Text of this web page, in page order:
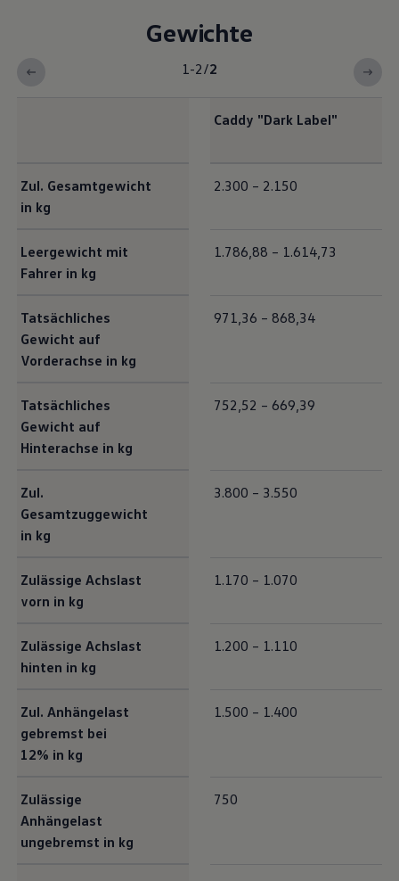
Gewichte
1-2/2
Caddy "Dark Label"
Zul. Gesamtgewicht
in kg
2.300 – 2.150
Leergewicht mit
Fahrer in kg
1.786,88 – 1.614,73
Tatsächliches
Gewicht auf
Vorderachse in kg
971,36 – 868,34
Tatsächliches
Gewicht auf
Hinterachse in kg
752,52 – 669,39
Zul.
Gesamtzuggewicht
in kg
3.800 – 3.550
Zulässige Achslast
vorn in kg
1.170 – 1.070
Zulässige Achslast
hinten in kg
1.200 – 1.110
Zul. Anhängelast
gebremst bei
12% in kg
1.500 – 1.400
Zulässige
Anhängelast
ungebremst in kg
750